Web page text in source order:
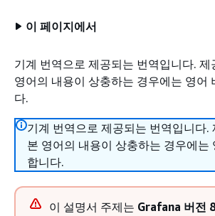
이 페이지에서
기계 번역으로 제공되는 번역입니다. 제
영어의 내용이 상충하는 경우에는 영어
다.
기계 번역으로 제공되는 번역입니다.
본 영어의 내용이 상충하는 경우에는
합니다.
이 설명서 주제는 Grafana 버전